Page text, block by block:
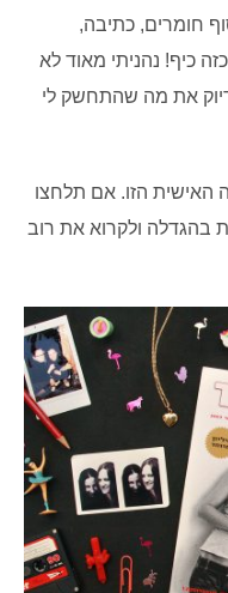
חומרים, כתיבה,
כיף! נהניתי מאוד לא
את מה שהתחשק לי
האישית הזו. אם תלחצו
בהגדלה ולקרוא את רוב